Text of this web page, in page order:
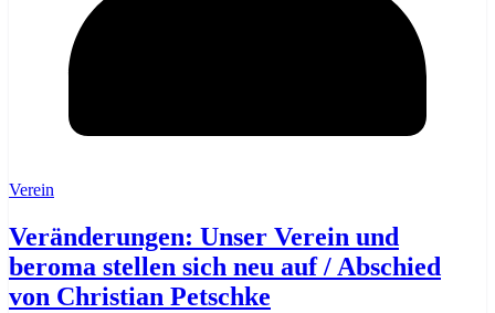
Verein
Veränderungen: Unser Verein und
beroma stellen sich neu auf / Abschied
von Christian Petschke